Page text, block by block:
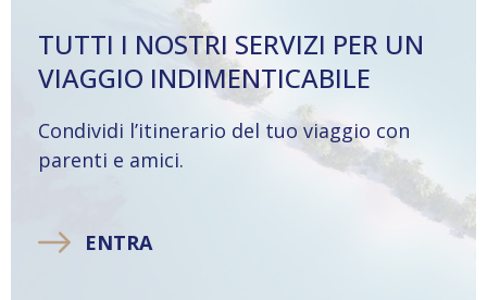
TUTTI I NOSTRI SERVIZI PER UN
VIAGGIO INDIMENTICABILE
Condividi l’itinerario del tuo viaggio con
parenti e amici.
ENTRA